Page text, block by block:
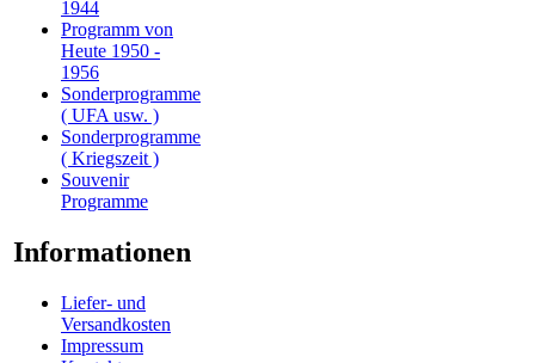
1944
Programm von
Heute 1950 -
1956
Sonderprogramme
( UFA usw. )
Sonderprogramme
( Kriegszeit )
Souvenir
Programme
Informationen
Liefer- und
Versandkosten
Impressum